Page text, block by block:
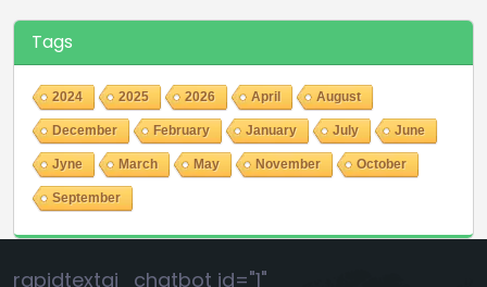
Tags
2024 2025 2026 April August
December February January July June
Jyne March May November October
September
rapidtextai_chatbot id="1"